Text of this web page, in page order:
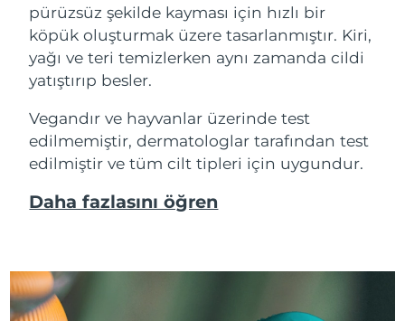
pürüzsüz şekilde kayması için hızlı bir
köpük oluşturmak üzere tasarlanmıştır. Kiri,
yağı ve teri temizlerken aynı zamanda cildi
yatıştırıp besler.
Vegandır ve hayvanlar üzerinde test
edilmemiştir, dermatologlar tarafından test
edilmiştir ve tüm cilt tipleri için uygundur.
Daha fazlasını öğren